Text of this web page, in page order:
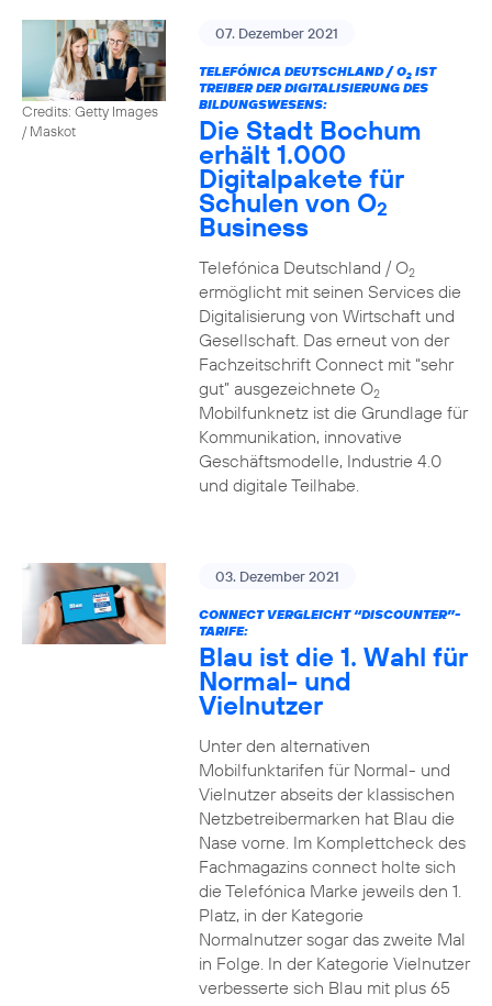
Credits: Getty Images
/ Maskot
07. Dezember 2021
TELEFÓNICA DEUTSCHLAND / O2IST
TREIBER DER DIGITALISIERUNG DES
BILDUNGSWESENS:
Die Stadt Bochum
erhält 1.000
Digitalpakete für
Schulen von O2
Business
Telefónica Deutschland / O2
ermöglicht mit seinen Services die
Digitalisierung von Wirtschaft und
Gesellschaft. Das erneut von der
Fachzeitschrift Connect mit “sehr
gut” ausgezeichnete O2
Mobilfunknetz ist die Grundlage für
Kommunikation, innovative
Geschäftsmodelle, Industrie 4.0
und digitale Teilhabe.
03. Dezember 2021
CONNECT VERGLEICHT “DISCOUNTER”-
TARIFE:
Blau ist die 1. Wahl für
Normal- und
Vielnutzer
Unter den alternativen
Mobilfunktarifen für Normal- und
Vielnutzer abseits der klassischen
Netzbetreibermarken hat Blau die
Nase vorne. Im Komplettcheck des
Fachmagazins connect holte sich
die Telefónica Marke jeweils den 1.
Platz, in der Kategorie
Normalnutzer sogar das zweite Mal
in Folge. In der Kategorie Vielnutzer
verbesserte sich Blau mit plus 65